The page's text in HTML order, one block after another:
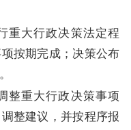
重大行政决策法定程
按期完成；决策公布
整重大行政决策事项
整建议，并按程序报